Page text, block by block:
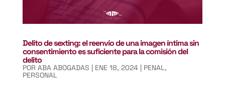
Delito de sexting: el reenvío de una imagen íntima sin
consentimiento es suficiente para la comisión del
delito
POR ABA ABOGADAS | ENE 18, 2024| PENAL,
PERSONAL